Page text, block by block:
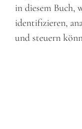
in diesem Buch,
identifizieren,
und steuern